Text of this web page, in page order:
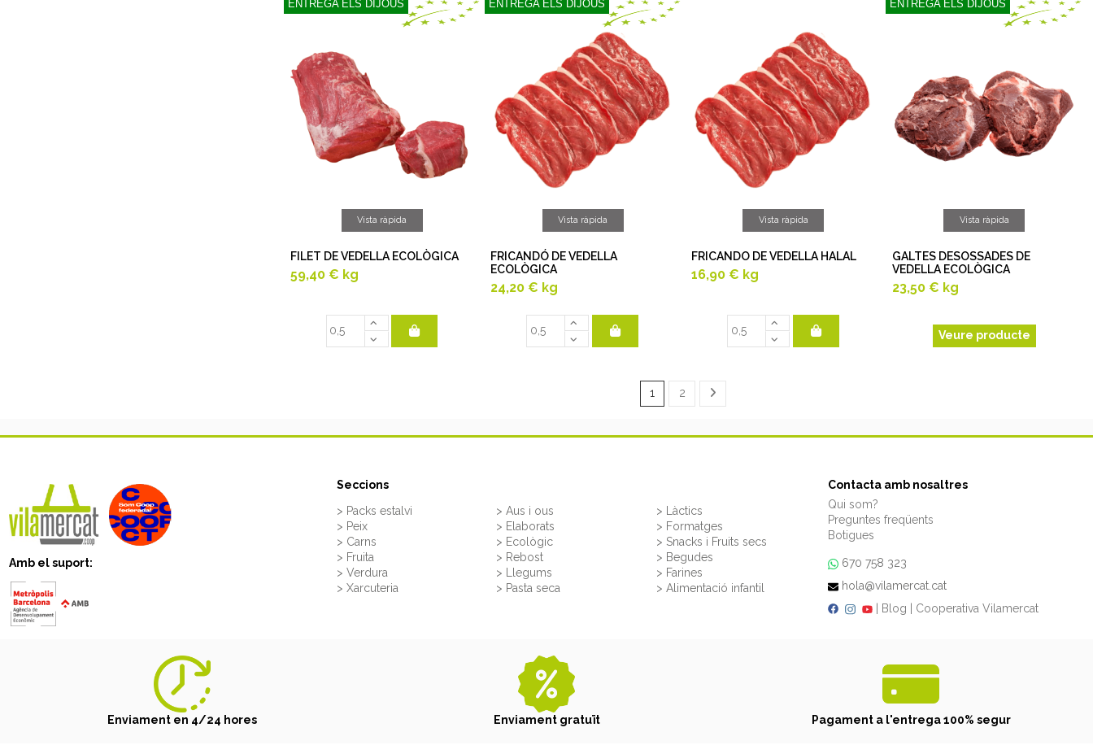
ENTREGA ELS DIJOUS
Vista ràpida
FILET DE VEDELLA ECOLÒGICA
59,40 € kg
ENTREGA ELS DIJOUS
Vista ràpida
FRICANDÓ DE VEDELLA
ECOLÒGICA
24,20 € kg
Vista ràpida
FRICANDO DE VEDELLA HALAL
16,90 € kg
ENTREGA ELS DIJOUS
Vista ràpida
GALTES DESOSSADES DE
VEDELLA ECOLÒGICA
Veure producte
23,50 € kg
1 2
Amb el suport:
Seccions
> Packs estalvi
> Peix
> Carns
> Fruita
> Verdura
> Xarcuteria
> Aus i ous
> Elaborats
> Ecològic
> Rebost
> Llegums
> Pasta seca
> Làctics
> Formatges
> Snacks i Fruits secs
> Begudes
> Farines
> Alimentació infantil
Contacta amb nosaltres
Qui som?
Preguntes freqüents
Botigues
670 758 323
hola@vilamercat.cat
| Blog | Cooperativa Vilamercat
Enviament en 4/24 hores Enviament gratuït Pagament a l'entrega 100% segur